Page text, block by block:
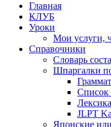
Главная
КЛУБ
Уроки
Мои услуги,
Справочники
Словарь
Шпаргалки
Список
JLPT
Японские